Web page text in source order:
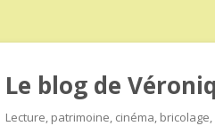
Le blog de
Lecture, patrimoine, cinéma,